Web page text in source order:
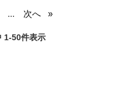
... 次へ
1-50件表示